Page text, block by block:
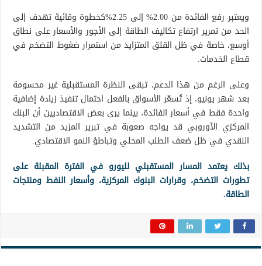
ويعتبر رفع الفائدة من 2.00% إلى 2.25%كخطوة وقائية تهدف إلى
الحد من تمرير ارتفاع تكاليف الطاقة إلى الأجور والأسعار على نطاق
أوسع، خاصة في ظل القلق المتزايد من استمرار ضغوط التضخم في
قطاع الخدمات.
وعلى الرغم من هذا الدعم، تبقى النظرة المستقبلية غير محسومة
بعد شهر يونيو، إذ تُسعّر الأسواق بالفعل احتمال تنفيذ زيادة إضافية
واحدة فقط في أسعار الفائدة، بينما يرى بعض الاقتصاديين أن البنك
المركزي الأوروبي قد يواجه صعوبة في تبرير المزيد من التشديد
النقدي في ظل ضعف الطلب المحلي وتباطؤ النمو الاقتصادي.
بذلك يعتمد المسار المستقبلي لليورو في الفترة المقبلة على
تطورات التضخم، وقرارات البنوك المركزية، وأسعار النفط ومنتجات
الطاقة.